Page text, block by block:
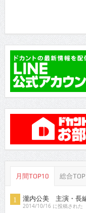
月間TOP10 総合
瀧内公美 主演・長
2014/10/16 に投稿された